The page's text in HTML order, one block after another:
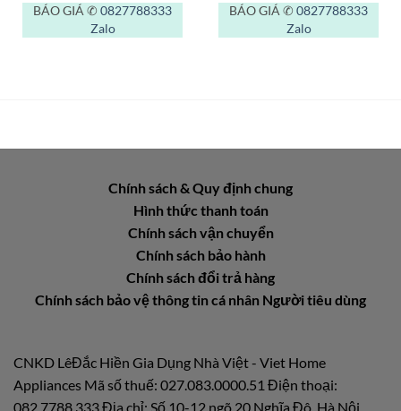
BÁO GIÁ ✆ 0827788333
Zalo
BÁO GIÁ ✆ 0827788333
Zalo
Chính sách & Quy định chung
Hình thức thanh toán
Chính sách vận chuyển
Chính sách bảo hành
Chính sách đổi trả hàng
Chính sách bảo vệ thông tin cá nhân Người tiêu dùng
CNKD LêĐắc Hiền Gia Dụng Nhà Việt - Viet Home
Appliances Mã số thuế: 027.083.0000.51 Điện thoại:
082.7788.333 Địa chỉ: Số 10-12 ngõ 20 Nghĩa Đô, Hà Nội